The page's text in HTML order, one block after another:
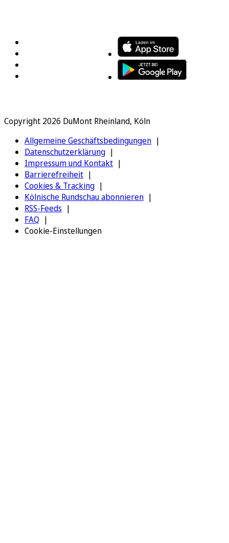
Copyright 2026 DuMont Rheinland, Köln
Allgemeine Geschäftsbedingungen
Datenschutzerklärung
Impressum und Kontakt
Barrierefreiheit
Cookies & Tracking
Kölnische Rundschau abonnieren
RSS-Feeds
FAQ
Cookie-Einstellungen